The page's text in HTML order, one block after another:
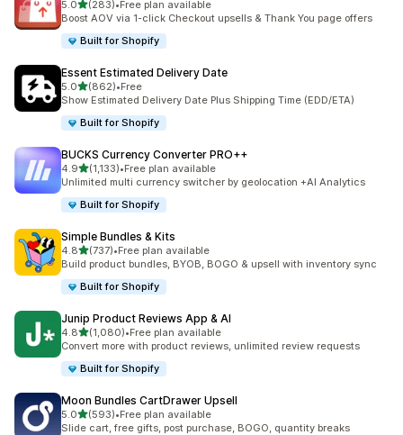
5.05つ星中
(283)
合計レビュー数：283件
•Free plan available
Boost AOV via 1-click Checkout upsells & Thank You page offers
Built for Shopify
Essent Estimated Delivery Date
5.05つ星中
(862)
合計レビュー数：862件
•Free
Show Estimated Delivery Date Plus Shipping Time (EDD/ETA)
Built for Shopify
BUCKS Currency Converter PRO++
4.95つ星中
(1,133)
合計レビュー数：1133件
•Free plan available
Unlimited multi currency switcher by geolocation +AI Analytics
Built for Shopify
Simple Bundles & Kits
4.85つ星中
(737)
合計レビュー数：737件
•Free plan available
Build product bundles, BYOB, BOGO & upsell with inventory sync
Built for Shopify
Junip Product Reviews App & AI
4.85つ星中
(1,080)
合計レビュー数：1080件
•Free plan available
Convert more with product reviews, unlimited review requests
Built for Shopify
Moon Bundles CartDrawer Upsell
5.05つ星中
(593)
合計レビュー数：593件
•Free plan available
Slide cart, free gifts, post purchase, BOGO, quantity breaks